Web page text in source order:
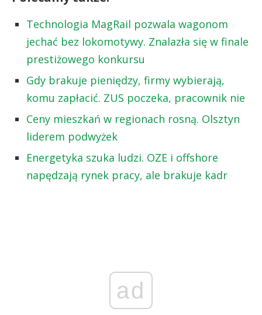
Technologia MagRail pozwala wagonom
jechać bez lokomotywy. Znalazła się w finale
prestiżowego konkursu
Gdy brakuje pieniędzy, firmy wybierają,
komu zapłacić. ZUS poczeka, pracownik nie
Ceny mieszkań w regionach rosną. Olsztyn
liderem podwyżek
Energetyka szuka ludzi. OZE i offshore
napędzają rynek pracy, ale brakuje kadr
ad